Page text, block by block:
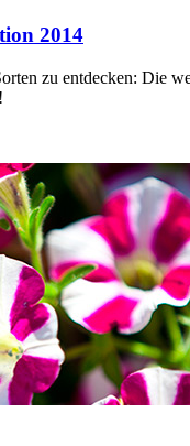
2014
zu entdecken: Die